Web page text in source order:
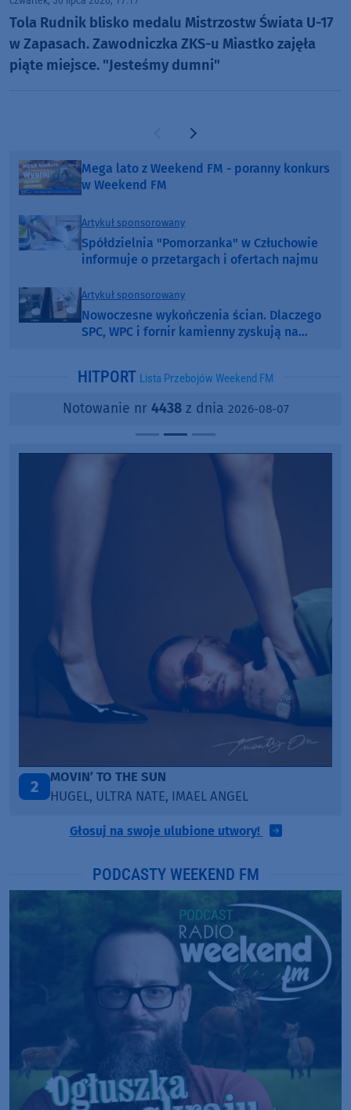
Tola Rudnik blisko medalu Mistrzostw Świata U-17
w Zapasach. Zawodniczka ZKS-u Miastko zajęła
piąte miejsce. "Jesteśmy dumni"
Poprzednia strona
Następna strona
Mega lato z Weekend FM - poranny konkurs
w Weekend FM
Artykuł sponsorowany
Spółdzielnia "Pomorzanka" w Człuchowie
informuje o przetargach i ofertach najmu
Artykuł sponsorowany
Nowoczesne wykończenia ścian. Dlaczego
SPC, WPC i fornir kamienny zyskują na
HITPORT Lista Przebojów Weekend FM
Notowanie nr 4438z dnia 2026-08-07
3
LEGENDARY LOVERS (SAVE ME)
KATY PERRY & CHIEF KEEF
Głosuj na swoje ulubione utwory!
PODCASTY WEEKEND FM